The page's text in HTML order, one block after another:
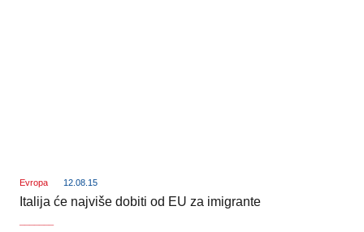
Evropa 12.08.15
Italija će najviše dobiti od EU za imigrante